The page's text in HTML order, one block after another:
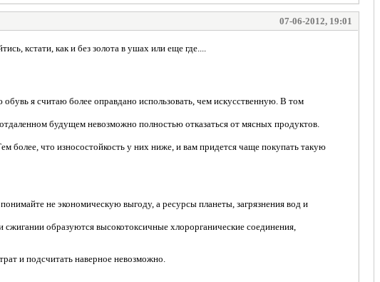
07-06-2012, 19:01
кстати, как и без золота в ушах или еще где....
я считаю более оправдано использовать, чем искусственную. В том
будущем невозможно полностью отказаться от мясных продуктов.
более, что износостойкость у них ниже, и вам придется чаще покупать такую
не экономическую выгоду, а ресурсы планеты, загрязнения вод и
образуются высокотоксичные хлорорганические соединения,
и подсчитать наверное невозможно.